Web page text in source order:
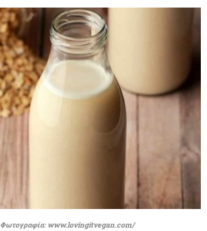
Φωτογραφία: www.lovingitvegan.com/